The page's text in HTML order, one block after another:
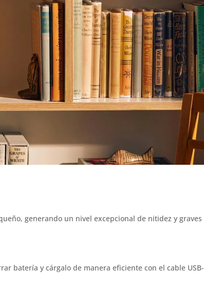
generando un nivel excepcional de nitidez y graves
batería y cárgalo de manera eficiente con el cable USB-